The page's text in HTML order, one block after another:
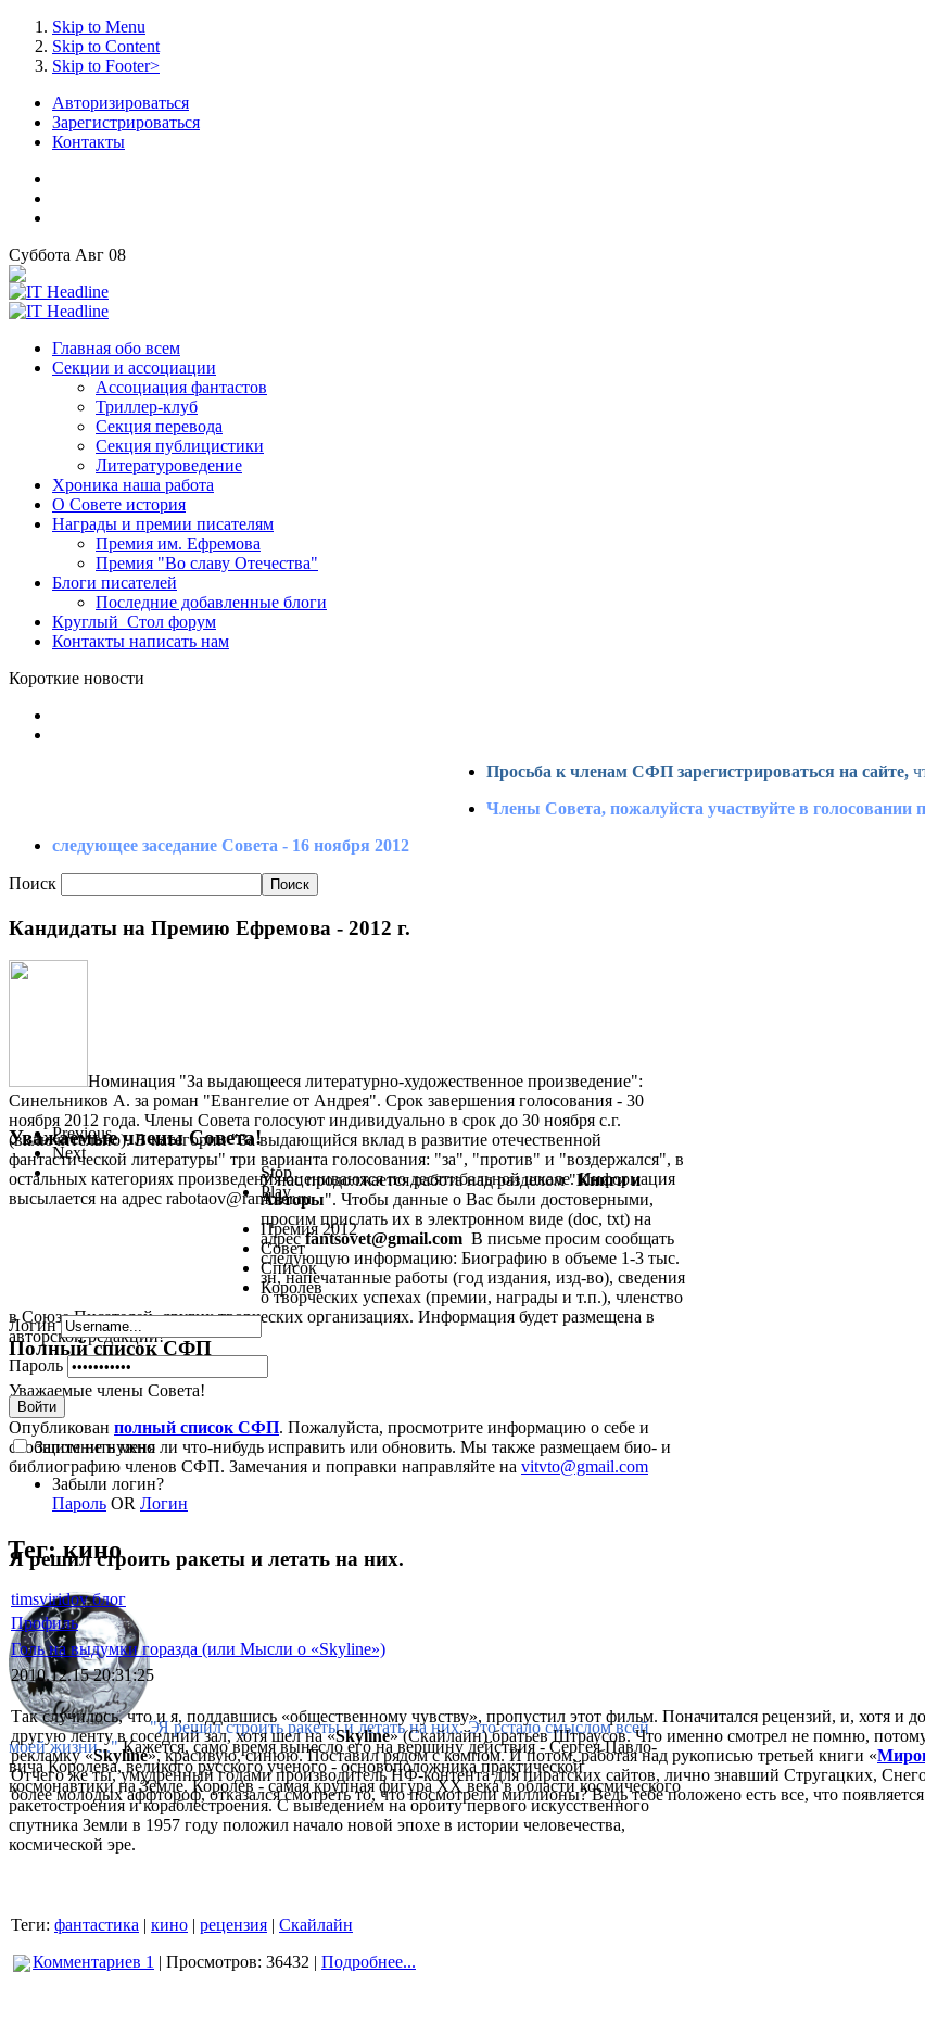
Skip to Menu
Skip to Content
Skip to Footer>
Авторизироваться
Зарегистрироваться
Контакты
Суббота Авг 08
Главная обо всем
Секции и ассоциации
Ассоциация фантастов
Триллер-клуб
Секция перевода
Секция публицистики
Литературоведение
Хроника наша работа
О Совете история
Награды и премии писателям
Премия им. Ефремова
Премия "Во славу Отечества"
Блоги писателей
Последние добавленные блоги
Круглый_Стол форум
Контакты написать нам
Короткие новости
Просьба к членам СФП зарегистрироваться на сайте,
Члены Совета, пожалуйста участвуйте в
следующее заседание Совета - 16 ноября 2012
Поиск
Кандидаты на Премию Ефремова - 2012 г.
Номинация "За выдающееся литературно-художественное произведение":
Синельников А. за роман "Евангелие от Андрея". Срок завершения голосования - 30
ноября 2012 года. Члены Совета голосуют индивидуально в срок до 30 ноября с.г.
(включительно). В категории "За выдающийся вклад в развитие отечественной
фантастической литературы" три варианта голосования: "за", "против" и "воздержался", в
остальных категориях произведения оцениваются по десятибальной шкале. Информация
высылается на адрес rabotaov@rambler.ru
Уважаемые члены Совета!
У нас продолжается работа над разделом "Книги и
Авторы". Чтобы данные о Вас были достоверными,
просим прислать их в электронном виде (doc, txt) на
адресfantsovet@gmail.com В письме просим сообщать
следующую информацию: Биографию в объеме 1-3 тыс.
зн, напечатанные работы (год издания, изд-во), сведения
о творческих успехах (премии, награды и т.п.), членство
в Союзе Писателей, других творческих организациях. Информация будет размещена в
авторской редакции!
Полный список СФП
Уважаемые члены Совета!
Опубликован полный список СФП. Пожалуйста, просмотрите информацию о себе и
сообщите не нужно ли что-нибудь исправить или обновить. Мы также размещаем био- и
библиографию членов СФП. Замечания и поправки направляйте на vitvto@gmail.com
Я решил строить ракеты и летать на них.
"Я решил строить ракеты и летать на них. Это стало смыслом всей
моей жизни..."Кажется, само время вынесло его на вершину действия - Сергея Павло-
вича Королева, великого русского ученого - основоположника практической
космонавтики на Земле. Королев - самая крупная фигура XX века в области космического
ракетостроения и кораблестроения. С выведением на орбиту первого искусственного
спутника Земли в 1957 году положил начало новой эпохе в истории человечества,
космической эре.
Previous
Next
Stop
Play
Премия 2012
Совет
Список
Королев
Логин
Пароль
Войти
Запомнить меня
Забыли логин?
Пароль OR Логин
Тег: кино
timsviridov блог
Профиль
Голь на выдумки горазда (или Мысли о «Skyline»)
2010.12.15 20:31:25
Так случилось, что и я, поддавшись «общественному чувству», пропустил этот фильм. Поначитался рецензий, и, хотя и
другую ленту в соседний зал, хотя шел на «Skyline» (Скайлайн) братьев Штраусов. Что именно смотрел не помню,
рекламку «Skyline», красивую, синюю. Поставил рядом с компом. И потом, работая над рукописью третьей книги «
Отчего же ты, умудренный годами производитель НФ-контента для пиратских сайтов, лично знавший Стругацких,
более молодых аффтороф, отказался смотреть то, что посмотрели миллионы? Ведь тебе положено есть все, что
Теги: фантастика | кино | рецензия | Скайлайн
Комментариев 1 | Просмотров: 36432 | Подробнее...